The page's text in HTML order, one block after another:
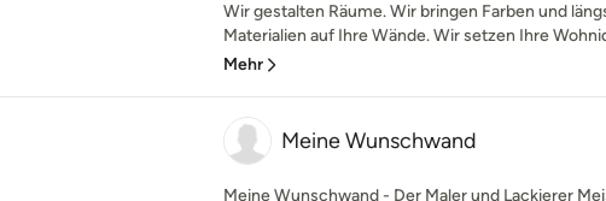
Wir gestalten Räume. Wir bringen Farben und
Materialien auf Ihre Wände. Wir setzen Ihre
Mehr
Meine Wunschwand
Meine Wunschwand - Der Maler und Lackierer